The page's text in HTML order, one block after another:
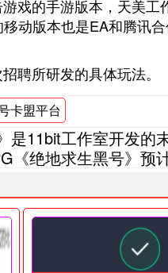
戏的手游版本，天美
动版本也是EA和腾讯
聘所研发的具体玩法。
卡盟平台
是11bit工作室开发的
《绝地求生黑号》预